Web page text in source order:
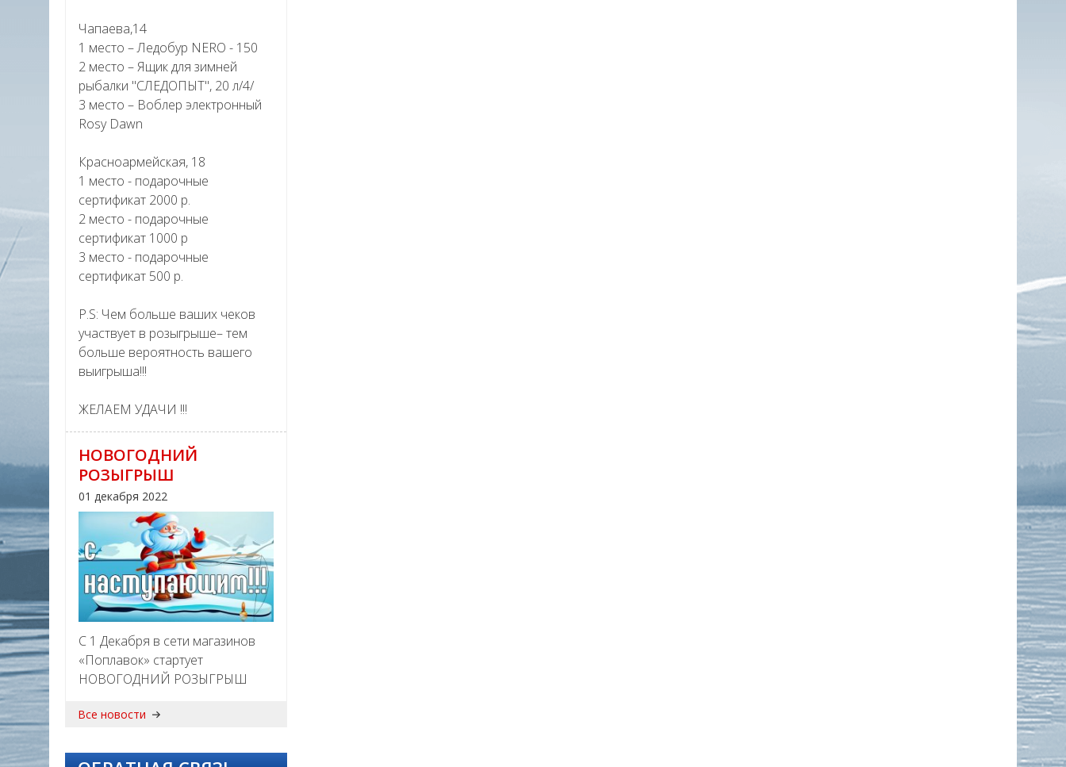
Чапаева,14
1 место – Ледобур NERO - 150
2 место – Ящик для зимней
рыбалки "СЛЕДОПЫТ", 20 л/4/
3 место – Воблер электронный
Rosy Dawn
Красноармейская, 18
1 место - подарочные
сертификат 2000 р.
2 место - подарочные
сертификат 1000 р
3 место - подарочные
сертификат 500 р.
P.S: Чем больше ваших чеков
участвует в розыгрыше– тем
больше вероятность вашего
выигрыша!!!
ЖЕЛАЕМ УДАЧИ !!!
НОВОГОДНИЙ
РОЗЫГРЫШ
01 декабря 2022
С 1 Декабря в сети магазинов
«Поплавок» стартует
НОВОГОДНИЙ РОЗЫГРЫШ
Все новости